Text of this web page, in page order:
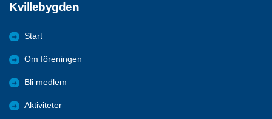
Kvillebygden
Start
Om föreningen
Bli medlem
Aktiviteter